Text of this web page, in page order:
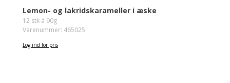
Lemon- og lakridskarameller i æske
12 stk á 90g
Varenummer: 465025
Log ind for pris